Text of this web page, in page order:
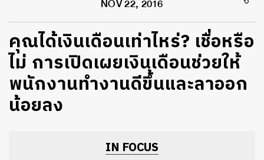
NOV 22, 2016
คุณได้เงินเดือนเท่าไหร่? เชื่อหรือ
ไม่ การเปิดเผยเงินเดือนช่วยให้
พนักงานทำงานดีขึ้นและลาออก
น้อยลง
IN FOCUS